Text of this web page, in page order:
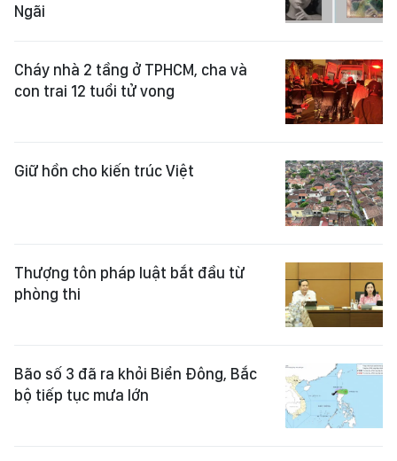
Ngãi
Cháy nhà 2 tầng ở TPHCM, cha và
con trai 12 tuổi tử vong
Giữ hồn cho kiến trúc Việt
Thượng tôn pháp luật bắt đầu từ
phòng thi
Bão số 3 đã ra khỏi Biển Đông, Bắc
bộ tiếp tục mưa lớn